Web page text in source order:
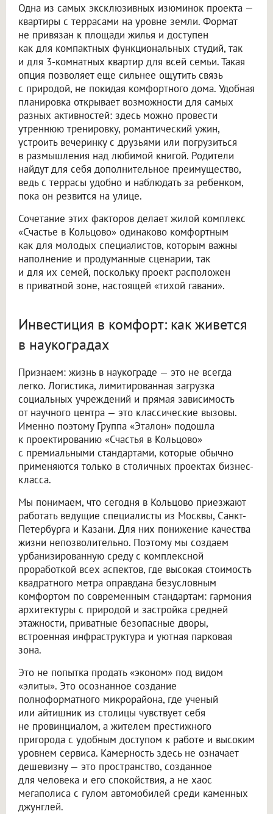
Одна из самых эксклюзивных изюминок проекта —
квартиры с террасами на уровне земли. Формат
не привязан к площади жилья и доступен
как для компактных функциональных студий, так
и для 3-комнатных квартир для всей семьи. Такая
опция позволяет еще сильнее ощутить связь
с природой, не покидая комфортного дома. Удобная
планировка открывает возможности для самых
разных активностей: здесь можно провести
утреннюю тренировку, романтический ужин,
устроить вечеринку с друзьями или погрузиться
в размышления над любимой книгой. Родители
найдут для себя дополнительное преимущество,
ведь с террасы удобно и наблюдать за ребенком,
пока он резвится на улице.
Сочетание этих факторов делает жилой комплекс
«Счастье в Кольцово» одинаково комфортным
как для молодых специалистов, которым важны
наполнение и продуманные сценарии, так
и для их семей, поскольку проект расположен
в приватной зоне, настоящей «тихой гавани».
Инвестиция в комфорт: как живется
в наукоградах
Признаем: жизнь в наукограде — это не всегда
легко. Логистика, лимитированная загрузка
социальных учреждений и прямая зависимость
от научного центра — это классические вызовы.
Именно поэтому Группа «Эталон» подошла
к проектированию «Счастья в Кольцово»
с премиальными стандартами, которые обычно
применяются только в столичных проектах бизнес-
класса.
Мы понимаем, что сегодня в Кольцово приезжают
работать ведущие специалисты из Москвы, Санкт-
Петербурга и Казани. Для них понижение качества
жизни непозволительно. Поэтому мы создаем
урбанизированную среду с комплексной
проработкой всех аспектов, где высокая стоимость
квадратного метра оправдана безусловным
комфортом по современным стандартам: гармония
архитектуры с природой и застройка средней
этажности, приватные безопасные дворы,
встроенная инфраструктура и уютная парковая
зона.
Это не попытка продать «эконом» под видом
«элиты». Это осознанное создание
полноформатного микрорайона, где ученый
или айтишник из столицы чувствует себя
не провинциалом, а жителем престижного
пригорода с удобным доступом к работе и высоким
уровнем сервиса. Камерность здесь не означает
дешевизну — это пространство, созданное
для человека и его спокойствия, а не хаос
мегаполиса с гулом автомобилей среди каменных
джунглей.